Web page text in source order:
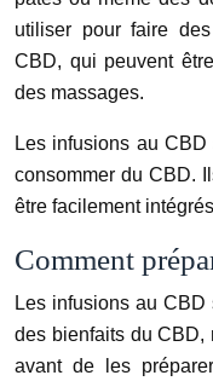
utiliser pour faire
CBD, qui peuvent
des massages.
Les infusions au
consommer du CBD.
être facilement
Comment
Les infusions au
des bienfaits du
avant de les